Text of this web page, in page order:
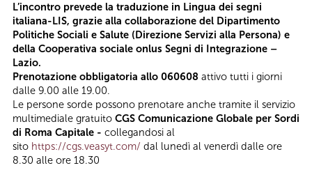
L’incontro prevede la traduzione in Lingua dei segni
italiana-LIS, grazie alla collaborazione del Dipartimento
Politiche Sociali e Salute (Direzione Servizi alla Persona) e
della Cooperativa sociale onlus Segni di Integrazione –
Lazio.
Prenotazione obbligatoria allo 060608 attivo tutti i giorni
dalle 9.00 alle 19.00.
Le persone sorde possono prenotare anche tramite il servizio
multimediale gratuito CGS Comunicazione Globale per Sordi
di Roma Capitale - collegandosi al
sito https://cgs.veasyt.com/ dal lunedì al venerdì dalle ore
8.30 alle ore 18.30